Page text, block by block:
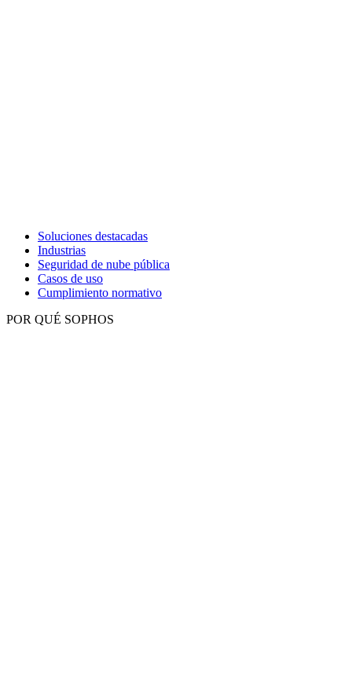
Soluciones destacadas
Industrias
Seguridad de nube pública
Casos de uso
Cumplimiento normativo
POR QUÉ SOPHOS